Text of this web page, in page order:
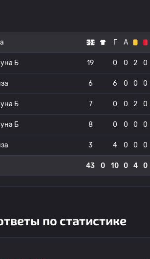
Г А
Б 19 0 0 2 0
6 6 0 0 0
Б 7 0 0 2 0
Б 8 0 0 0 0
3 4 0 0 0
43 0 10 0 4 0
по статистике